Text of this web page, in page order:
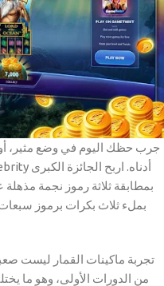
جرب حظك اليوم في وضع مثير،
بمطابقة ثلاثة رموز نجمة
بملء ثلاث بكرات برموز
تجربة ماكينات القمار ليست
من الدورات الأولى، وهو ما